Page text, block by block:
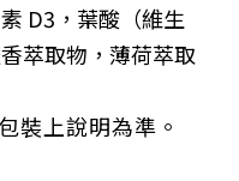
D3 ，葉酸（維生
萃取物，薄荷萃取
裝上說明為準。